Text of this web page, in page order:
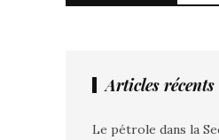
Articles récents
Le pétrole dans la